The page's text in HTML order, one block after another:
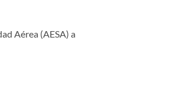
Aérea (AESA) a